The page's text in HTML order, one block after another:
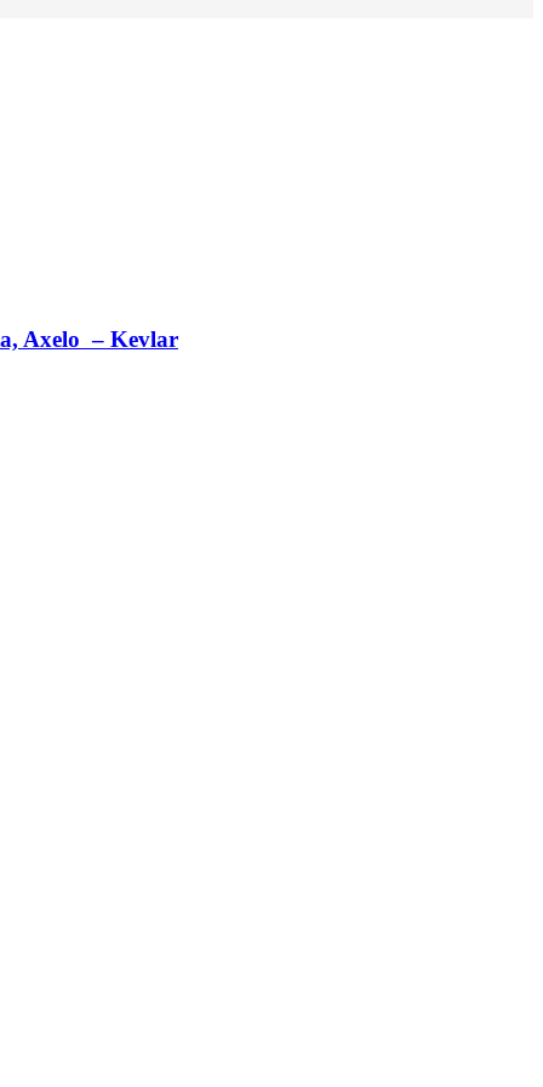
Axelo – Kevlar